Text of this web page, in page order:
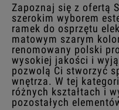
Zapoznaj się z ofertą
szerokim wyborem
ramek do osprzętu
matowym szarym
renomowany polski
wysokiej jakości i
pozwolą Ci stworzyć
wnętrza. W tej
różnych kształtach i
pozostałych